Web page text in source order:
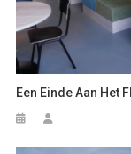
Een Einde Aan Het